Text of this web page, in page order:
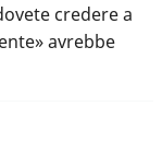
credere a
avrebbe